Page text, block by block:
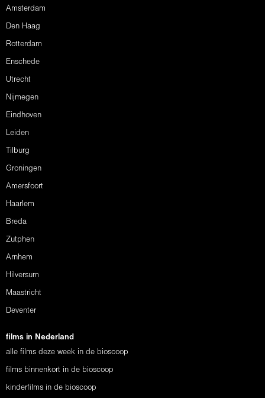
Amsterdam
Den Haag
Rotterdam
Enschede
Utrecht
Nijmegen
Eindhoven
Leiden
Tilburg
Groningen
Amersfoort
Haarlem
Breda
Zutphen
Arnhem
Hilversum
Maastricht
Deventer
films in Nederland
alle films deze week in de bioscoop
films binnenkort in de bioscoop
kinderfilms in de bioscoop